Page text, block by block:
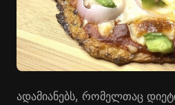
ადამიანებს, რომელთაც